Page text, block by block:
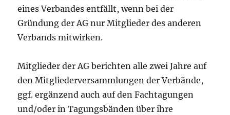
eines Verbandes entfällt, wenn bei der
Gründung der AG nur Mitglieder des anderen
Verbands mitwirken.
Mitglieder der AG berichten alle zwei Jahre auf
den Mitgliederversammlungen der Verbände,
ggf. ergänzend auch auf den Fachtagungen
und/oder in Tagungsbänden über ihre